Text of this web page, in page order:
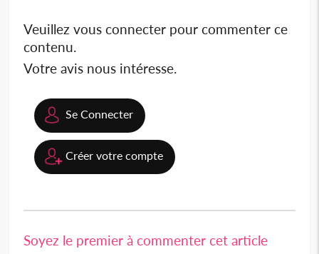
Veuillez vous connecter pour commenter ce
contenu.
Votre avis nous intéresse.
Se Connecter
Créer votre compte
Soyez le premier à commenter cet article